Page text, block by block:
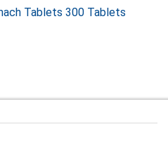
Tablets 300 Tablets